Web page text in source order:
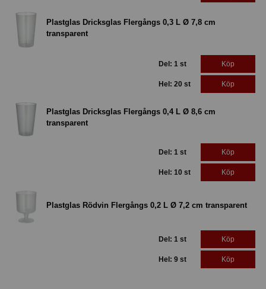
Plastglas Dricksglas Flergångs 0,3 L Ø 7,8 cm
transparent
Del: 1 st Köp
Hel: 20 st Köp
Plastglas Dricksglas Flergångs 0,4 L Ø 8,6 cm
transparent
Del: 1 st Köp
Hel: 10 st Köp
Plastglas Rödvin Flergångs 0,2 L Ø 7,2 cm transparent
Del: 1 st Köp
Hel: 9 st Köp